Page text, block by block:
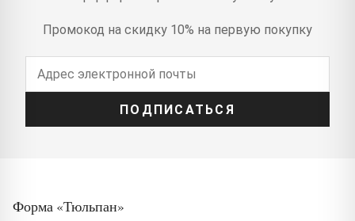
Промокод на скидку 10% на первую покупку
ПОДПИСАТЬСЯ
Форма «Тюльпан»